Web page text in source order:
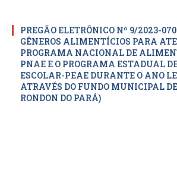
PREGÃO ELETRÔNICO Nº 9/2023-
GÊNEROS ALIMENTÍCIOS PARA
PROGRAMA NACIONAL DE
PNAE E O PROGRAMA ESTADUAL
ESCOLAR-PEAE DURANTE O ANO
ATRAVÉS DO FUNDO MUNICIPAL
RONDON DO PARÁ)